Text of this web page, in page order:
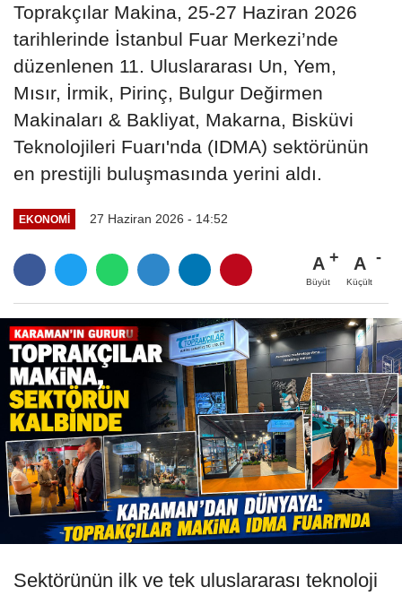
Toprakçılar Makina, 25-27 Haziran 2026
tarihlerinde İstanbul Fuar Merkezi’nde
düzenlenen 11. Uluslararası Un, Yem,
Mısır, İrmik, Pirinç, Bulgur Değirmen
Makinaları & Bakliyat, Makarna, Bisküvi
Teknolojileri Fuarı'nda (IDMA) sektörünün
en prestijli buluşmasında yerini aldı.
EKONOMI 27 Haziran 2026 - 14:52
A
Büyüt
A
Küçült
Sektörünün ilk ve tek uluslararası teknoloji